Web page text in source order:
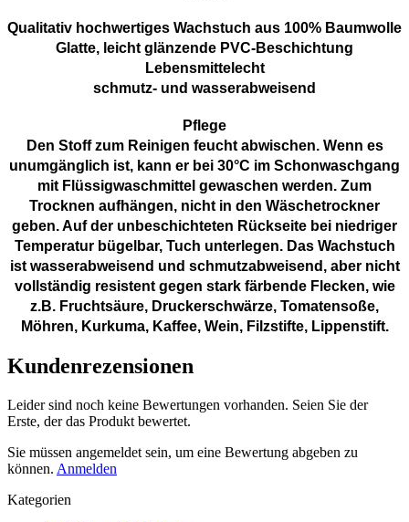
Qualitativ hochwertiges Wachstuch aus 100% Baumwolle
Glatte, leicht glänzende PVC-Beschichtung
Lebensmittelecht
schmutz- und wasserabweisend
Pflege
Den Stoff zum Reinigen feucht abwischen. Wenn es
unumgänglich ist, kann er bei 30°C im Schonwaschgang
mit Flüssigwaschmittel gewaschen werden. Zum
Trocknen aufhängen, nicht in den Wäschetrockner
geben. Auf der unbeschichteten Rückseite bei niedriger
Temperatur bügelbar, Tuch unterlegen. Das Wachstuch
ist wasserabweisend und schmutzabweisend, aber nicht
vollständig resistent gegen stark färbende Flecken, wie
z.B. Fruchtsäure, Druckerschwärze, Tomatensoße,
Möhren, Kurkuma, Kaffee, Wein, Filzstifte, Lippenstift.
Kundenrezensionen
Leider sind noch keine Bewertungen vorhanden. Seien Sie der
Erste, der das Produkt bewertet.
Sie müssen angemeldet sein, um eine Bewertung abgeben zu
können. Anmelden
Kategorien